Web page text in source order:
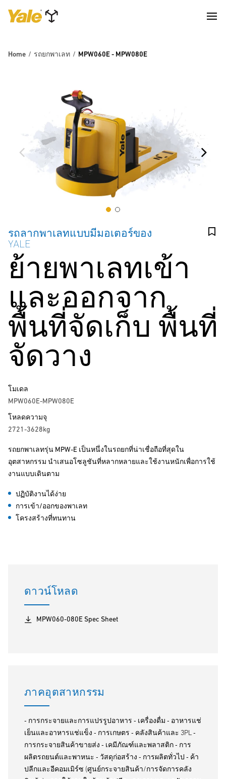
Home รถยกพาเลท MPW060E - MPW080E
รถลากพาเลทแบบมีมอเตอร์ของ
YALE
ย้ายพาเลทเข้า
และออกจาก
พื้นที่จัดเก็บ พื้นที่
จัดวาง
โมเดล
MPW060E-MPW080E
โหลดความจุ
2721-3628kg
รถยกพาเลทรุ่น MPW-E เป็นหนึ่งในรถยกที่น่าเชื่อถือที่สุดใน
อุตสาหกรรม นำเสนอโซลูชันที่หลากหลายและใช้งานหนักเพื่อการใช้
งานแบบเดินตาม
ปฏิบัติงานได้ง่าย
การเข้า/ออกของพาเลท
โครงสร้างที่ทนทาน
ดาวน์โหลด
MPW060-080E Spec Sheet
ภาคอุตสาหกรรม
‐ การกระจายและการแปรรูปอาหาร ‐ เครื่องดื่ม ‐ อาหารแช่
เย็นและอาหารแช่แข็ง ‐ การเกษตร ‐ คลังสินค้าและ 3PL ‐
การกระจายสินค้าขายส่ง ‐ เคมีภัณฑ์และพลาสติก ‐ การ
ผลิตรถยนต์และพาหนะ ‐ วัสดุก่อสร้าง ‐ การผลิตทั่วไป ‐ ค้า
ปลีกและอีคอมเมิร์ซ (ศูนย์กระจายสินค้า/การจัดการคลัง